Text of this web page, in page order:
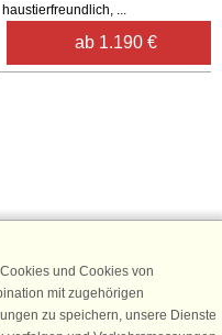
haustierfreundlich, ...
ab 1.190 €
Fans an
von 25 €für Ihren nächsten
für den DanCenter Newsletter
Gewinnspiele und
und Cookies von
mit zugehörigen
zu speichern, unsere Dienste